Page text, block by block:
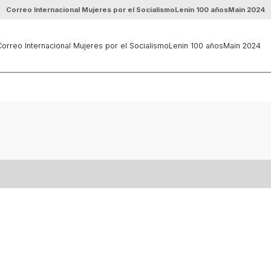
Correo Internacional Mujeres por el SocialismoLenin 100 añosMain 2024
Internacional Mujeres por el SocialismoLenin 100 añosMain 2024